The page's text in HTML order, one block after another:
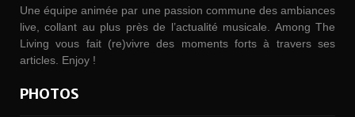
Une équipe animée par une passion commune des ambiances
live, collant au plus près de l’actualité musicale. Among The
Living vous fait (re)vivre des moments forts à travers ses
articles. Enjoy !
PHOTOS